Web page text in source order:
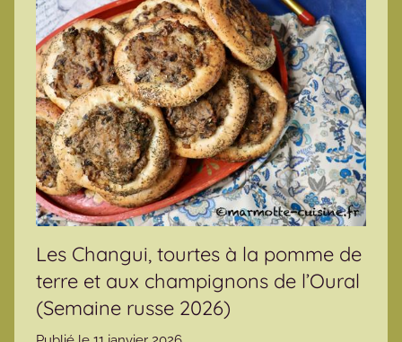
Les Changui, tourtes à la pomme de
terre et aux champignons de l’Oural
(Semaine russe 2026)